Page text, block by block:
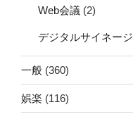
Web会議 (2)
デジタルサイネージ
一般 (360)
娯楽 (116)